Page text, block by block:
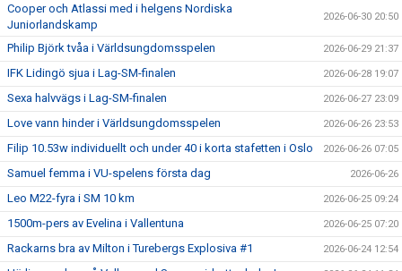
Cooper och Atlassi med i helgens Nordiska
Juniorlandskamp
2026-06-30 20:50
Philip Björk tvåa i Världsungdomsspelen 2026-06-29 21:37
IFK Lidingö sjua i Lag-SM-finalen 2026-06-28 19:07
Sexa halvvägs i Lag-SM-finalen 2026-06-27 23:09
Love vann hinder i Världsungdomsspelen 2026-06-26 23:53
Filip 10.53w individuellt och under 40 i korta stafetten i Oslo 2026-06-26 07:05
Samuel femma i VU-spelens första dag 2026-06-26
Leo M22-fyra i SM 10 km 2026-06-25 09:24
1500m-pers av Evelina i Vallentuna 2026-06-25 07:20
Rackarns bra av Milton i Turebergs Explosiva #1 2026-06-24 12:54